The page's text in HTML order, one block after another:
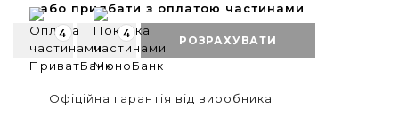
або придбати з оплатою частинами
4 4
РОЗРАХУВАТИ
Офіційна гарантія від виробника